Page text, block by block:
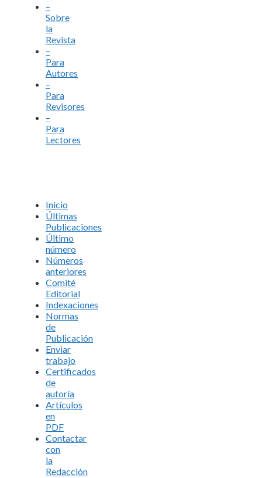
–
Sobre
la
Revista
–
Para
Autores
–
Para
Revisores
–
Para
Lectores
Inicio
Últimas
Publicaciones
Último
número
Números
anteriores
Comité
Editorial
Indexaciones
Normas
de
Publicación
Enviar
trabajo
Certificados
de
autoría
Artículos
en
PDF
Contactar
con
la
Redacción